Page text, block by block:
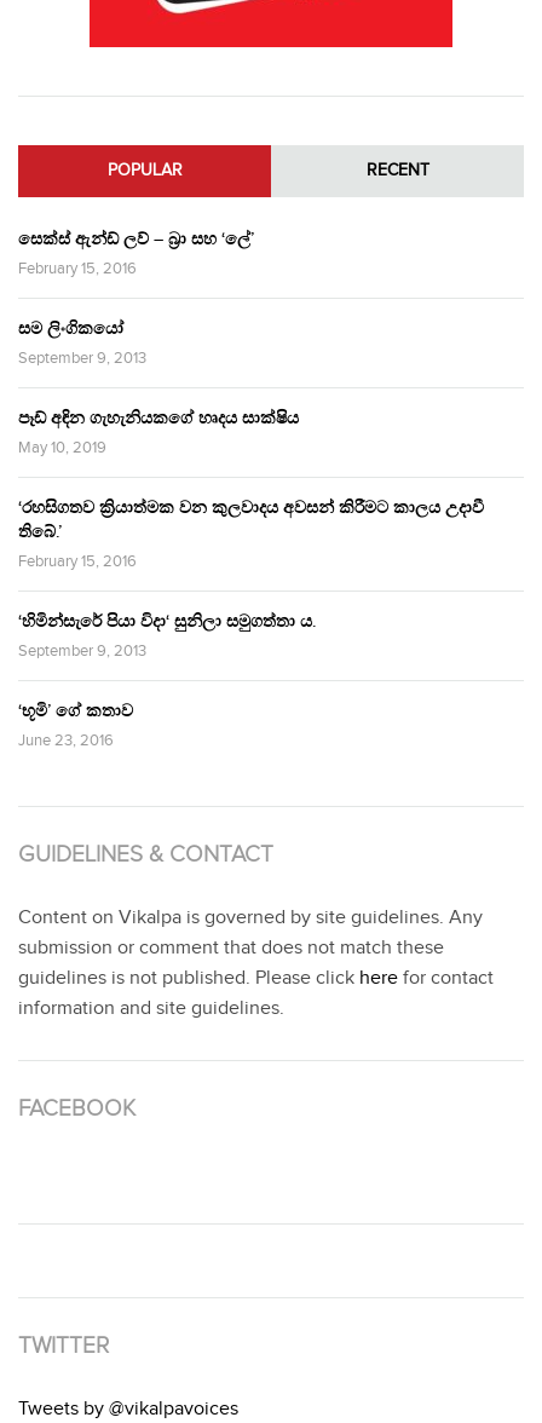
POPULAR RECENT
සෙක්ස් ඇන්ඩ් ලව් – බ්‍රා සහ ‘ලේ’
February 15, 2016
සම ලිංගිකයෝ
September 9, 2013
පෑඩ් අඳින ගැහැනියකගේ හෘදය සාක්ෂිය
May 10, 2019
‘රහසිගතව ක්‍රියාත්මක වන කුලවාදය අවසන් කිරීමට කාලය උදාවී
තිබේ.’
February 15, 2016
‘හිමින්සැරේ පියා විදා‘ සුනිලා සමුගත්තා ය.
September 9, 2013
‘භූමි’ ගේ කතාව
June 23, 2016
GUIDELINES & CONTACT
Content on Vikalpa is governed by site guidelines. Any
submission or comment that does not match these
guidelines is not published. Please click here for contact
information and site guidelines.
FACEBOOK
TWITTER
Tweets by @vikalpavoices